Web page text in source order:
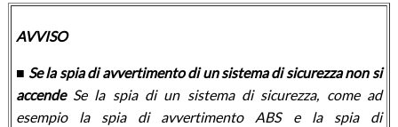
AVVISO
■ Se la spia di avvertimento di un sistema di sicurezza non si
accendeSe la spia di un sistema di sicurezza, come ad
esempio la spia di avvertimento ABS e la spia di